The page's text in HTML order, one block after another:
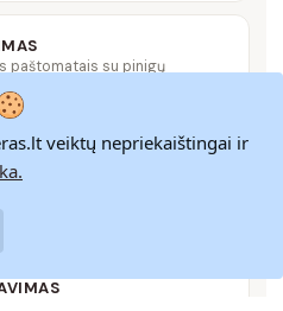
paštomatais su pinigų
aukščiausią jūsų duomenų
veiktų nepriekaištingai ir